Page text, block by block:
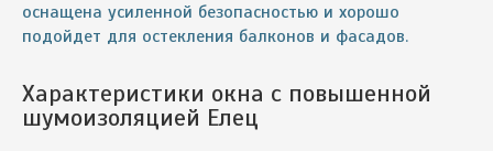
оснащена усиленной безопасностью и хорошо
подойдет для остекления балконов и фасадов.
Характеристики окна с повышенной
шумоизоляцией Елец